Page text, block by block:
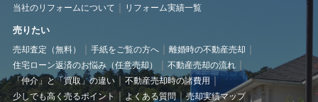
当社のリフォームについて リフォーム実績一覧
売りたい
売却査定（無料） 手紙をご覧の方へ
離婚時の不動産売却
住宅ローン返済のお悩み（任意売却）
不動産売却の流れ
「仲介」と「買取」の違い
不動産売却時の諸費用
少しでも高く売るポイント
よくある質問 売却実績マップ